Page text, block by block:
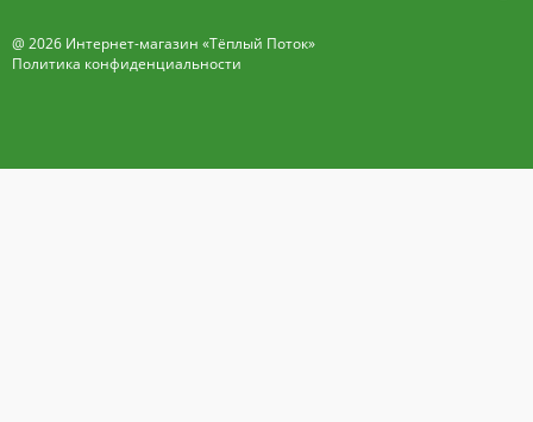
@ 2026 Интернет-магазин «Тёплый Поток»
Политика конфиденциальности